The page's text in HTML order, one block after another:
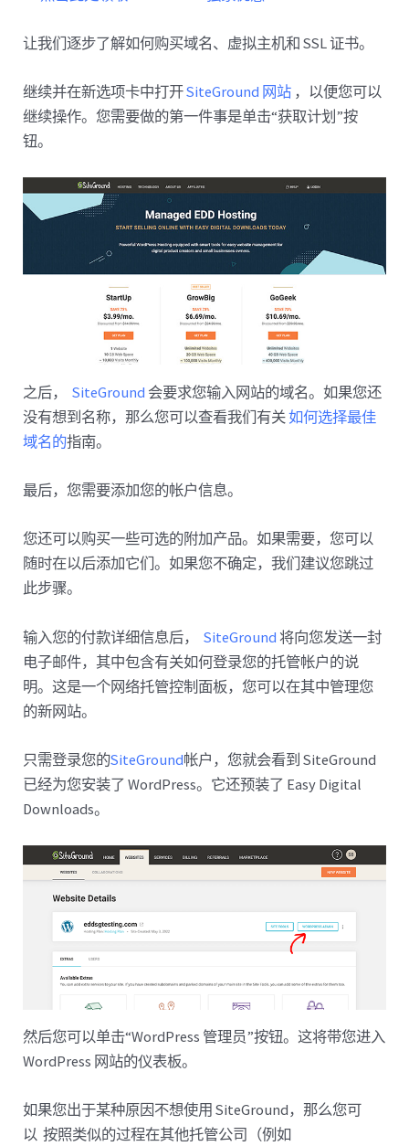
让我们逐步了解如何购买域名、虚拟主机和 SSL 证书。
继续并在新选项卡中打开SiteGround 网站 ，以便您可以
继续操作。您需要做的第一件事是单击“获取计划”按
钮。
之后，SiteGround 会要​​求您输入网站的域名。如果您还
没有想到名称，那么您可以查看我们有关如何选择最佳
域名的指南。
最后，您需要添加您的帐户信息。
您还可以购买一些可选的附加产品。如果需要，您可以
随时在以后添加它们。如果您不确定，我们建议您跳过
此步骤。
输入您的付款详细信息后，SiteGround 将向您发送一封
电子邮件，其中包含有关如何登录您的托管帐户的说
明。这是一个网络托管控制面板，您可以在其中管理您
的新网站。
只需登录您的SiteGround帐户，您就会看到 SiteGround
已经为您安装了 WordPress。它还预装了 Easy Digital
Downloads。
然后您可以单击“WordPress 管理员”按钮。这将带您进入
WordPress 网站的仪表板。
如果您出于某种原因不想使用 SiteGround，那么您可
以 按照类似的过程在其他托管公司（例如